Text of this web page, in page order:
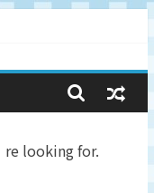
looking for.